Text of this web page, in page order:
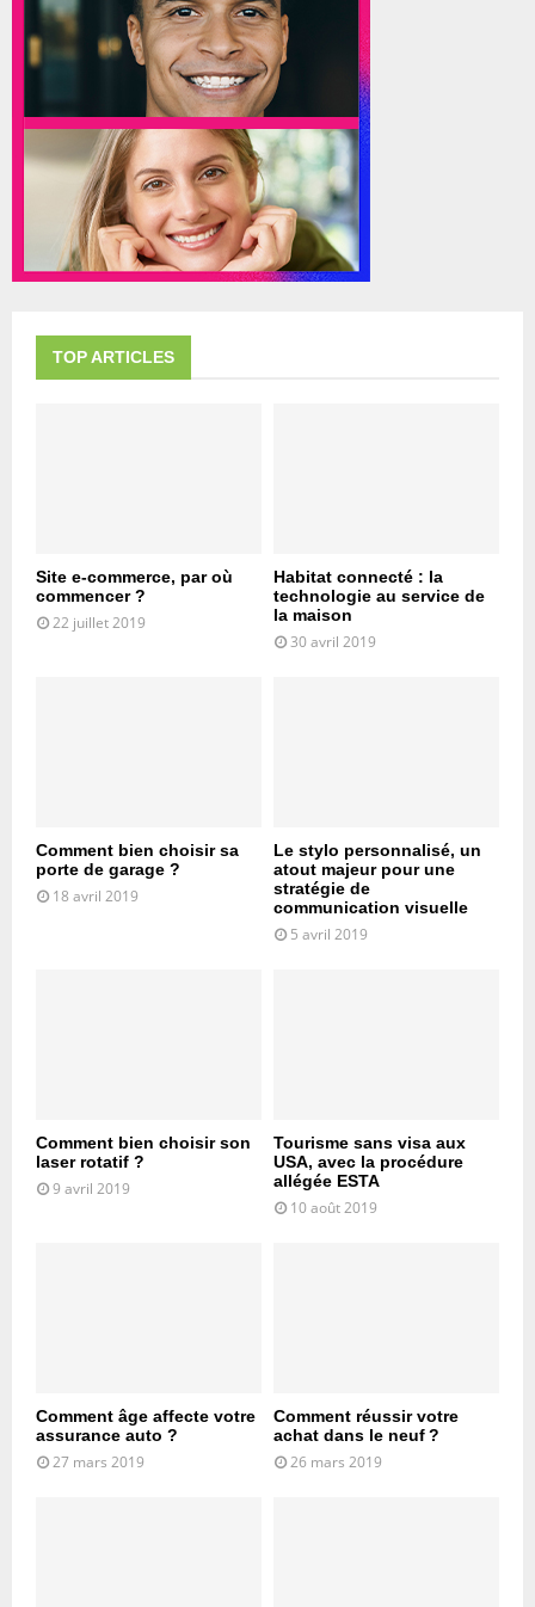
TOP ARTICLES
Site e-commerce, par où
commencer ?
22 juillet 2019
Habitat connecté : la
technologie au service de
la maison
30 avril 2019
Comment bien choisir sa
porte de garage ?
18 avril 2019
Le stylo personnalisé, un
atout majeur pour une
stratégie de
communication visuelle
5 avril 2019
Comment bien choisir son
laser rotatif ?
9 avril 2019
Tourisme sans visa aux
USA, avec la procédure
allégée ESTA
10 août 2019
Comment âge affecte votre
assurance auto ?
27 mars 2019
Comment réussir votre
achat dans le neuf ?
26 mars 2019